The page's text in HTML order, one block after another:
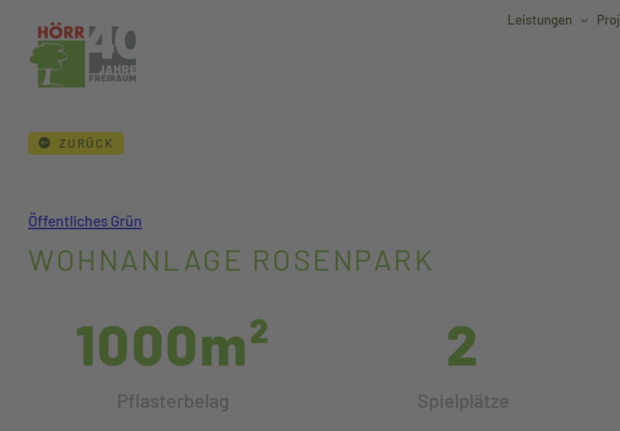
springen
Leistungen
ZURÜCK
Öffentliches Grün
WOHNANLAGE ROSENPARK
1000m²
Pflasterbelag
2
Spielplätze